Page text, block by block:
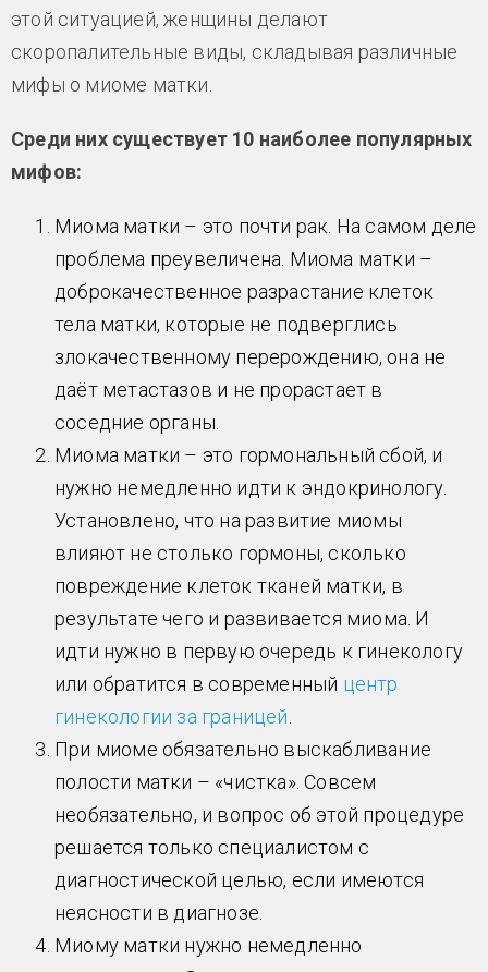
этой ситуацией, женщины делают
скоропалительные виды, складывая различные
мифы о миоме матки.
Среди них существует 10 наиболее популярных
мифов:
Миома матки – это почти рак. На самом деле
проблема преувеличена. Миома матки –
доброкачественное разрастание клеток
тела матки, которые не подверглись
злокачественному перерождению, она не
даёт метастазов и не прорастает в
соседние органы.
Миома матки – это гормональный сбой, и
нужно немедленно идти к эндокринологу.
Установлено, что на развитие миомы
влияют не столько гормоны, сколько
повреждение клеток тканей матки, в
результате чего и развивается миома. И
идти нужно в первую очередь к гинекологу
или обратится в современный центр
гинекологии за границей
При миоме обязательно выскабливание
полости матки – «чистка». Совсем
необязательно, и вопрос об этой процедуре
решается только специалистом с
диагностической целью, если имеются
неясности в диагнозе.
Миому матки нужно немедленно